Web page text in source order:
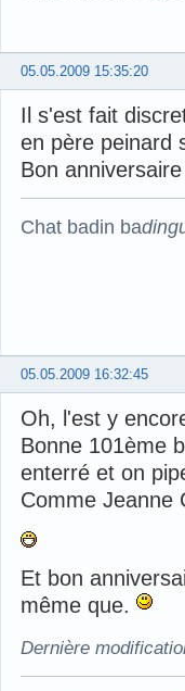
05.05.2009 15:35:20
Il s'est fait
en père peinard
Bon
Chat badin ba
05.05.2009 16:32:45
Oh, l'est y
Bonne 101ème
enterré et on
Comme Jeanne
Et bon
même que.
Dernière